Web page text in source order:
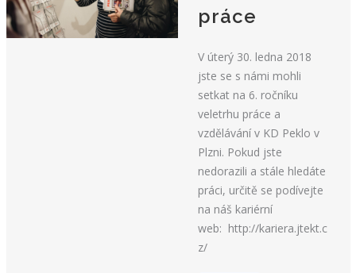
práce
V úterý 30. ledna 2018
jste se s námi mohli
setkat na 6. ročníku
veletrhu práce a
vzdělávání v KD Peklo v
Plzni. Pokud jste
nedorazili a stále hledáte
práci, určitě se podívejte
na náš kariérní
web: http://kariera.jtekt.c
z/